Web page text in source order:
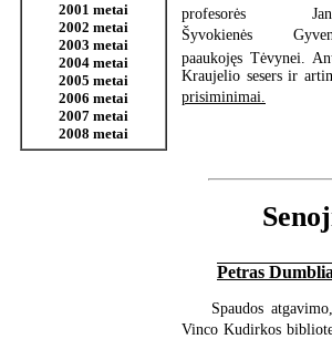
2001 metai
2002 metai
2003 metai
2004 metai
2005 metai
2006 metai
2007 metai
2008 metai
profesorės
Šyvokienės
paaukojęs Tėvynei.
Kraujelio sesers ir
prisiminimai.
Petras
Spaudos
Vinco Kudirkos